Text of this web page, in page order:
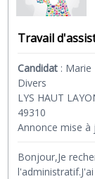
Travail
Candidat : Marie
Divers
LYS HAUT
49310
Annonce mise à
Bonjour,Je